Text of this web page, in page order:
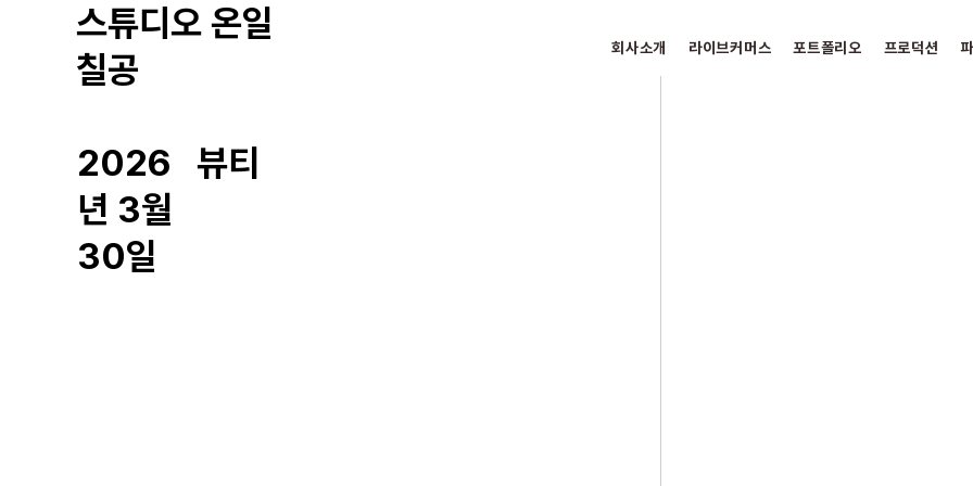
스튜디오 온일
칠공
회사소개 라이브커머스 포트폴리오 프로덕션
2026
년 3월
30일
뷰티